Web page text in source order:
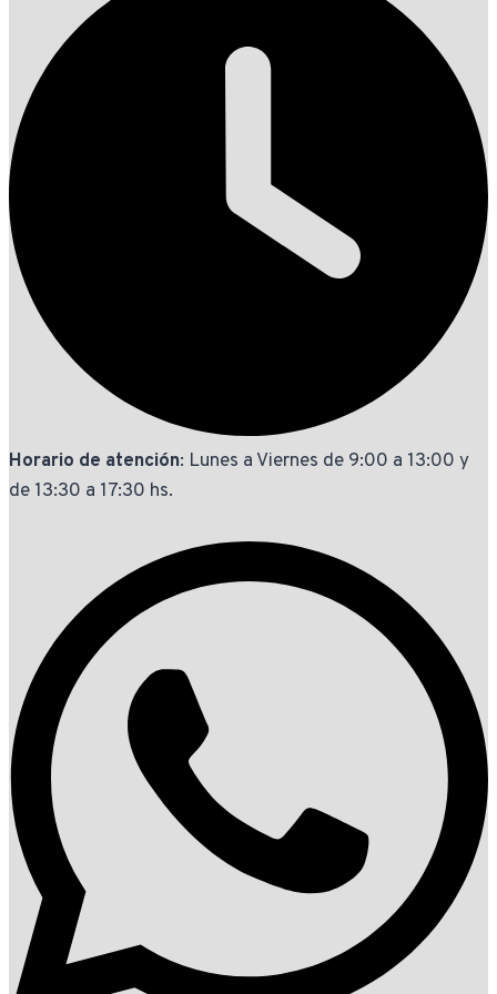
Horario de atención: Lunes a Viernes de 9:00 a 13:00 y
de 13:30 a 17:30 hs.